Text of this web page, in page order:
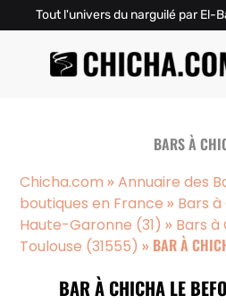
Tout l'univers du narguilé par El-
BARS À
Chicha.com »Annuaire des
boutiques en France » Bars
Haute-Garonne (31) » Bars à
Toulouse (31555) » BAR À
BAR À CHICHA LE